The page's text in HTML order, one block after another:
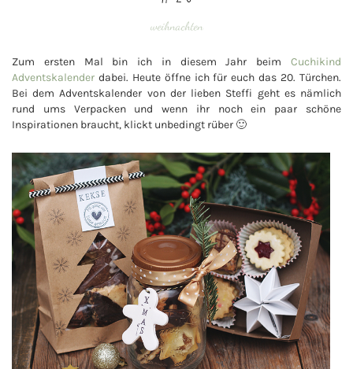
weihnachten
Zum ersten Mal bin ich in diesem Jahr beim Cuchikind
Adventskalender dabei. Heute öffne ich für euch das 20. Türchen.
Bei dem Adventskalender von der lieben Steffi geht es nämlich
rund ums Verpacken und wenn ihr noch ein paar schöne
Inspirationen braucht, klickt unbedingt rüber 🙂